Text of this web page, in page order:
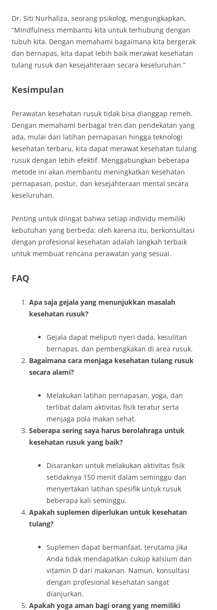
Dr. Siti Nurhaliza, seorang psikolog, mengungkapkan,
“Mindfulness membantu kita untuk terhubung dengan
tubuh kita. Dengan memahami bagaimana kita bergerak
dan bernapas, kita dapat lebih baik merawat kesehatan
tulang rusuk dan kesejahteraan secara keseluruhan.”
Kesimpulan
Perawatan kesehatan rusuk tidak bisa dianggap remeh.
Dengan memahami berbagai tren dan pendekatan yang
ada, mulai dari latihan pernapasan hingga teknologi
kesehatan terbaru, kita dapat merawat kesehatan tulang
rusuk dengan lebih efektif. Menggabungkan beberapa
metode ini akan membantu meningkatkan kesehatan
pernapasan, postur, dan kesejahteraan mental secara
keseluruhan.
Penting untuk diingat bahwa setiap individu memiliki
kebutuhan yang berbeda; oleh karena itu, berkonsultasi
dengan profesional kesehatan adalah langkah terbaik
untuk membuat rencana perawatan yang sesuai.
FAQ
Apa saja gejala yang menunjukkan masalah
kesehatan rusuk?
Gejala dapat meliputi nyeri dada, kesulitan
bernapas, dan pembengkakan di area rusuk.
Bagaimana cara menjaga kesehatan tulang rusuk
secara alami?
Melakukan latihan pernapasan, yoga, dan
terlibat dalam aktivitas fisik teratur serta
menjaga pola makan sehat.
Seberapa sering saya harus berolahraga untuk
kesehatan rusuk yang baik?
Disarankan untuk melakukan aktivitas fisik
setidaknya 150 menit dalam seminggu dan
menyertakan latihan spesifik untuk rusuk
beberapa kali seminggu.
Apakah suplemen diperlukan untuk kesehatan
tulang?
Suplemen dapat bermanfaat, terutama jika
Anda tidak mendapatkan cukup kalsium dan
vitamin D dari makanan. Namun, konsultasi
dengan profesional kesehatan sangat
dianjurkan.
Apakah yoga aman bagi orang yang memiliki